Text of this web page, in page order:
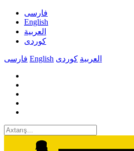
فارسی
English
العربیة
کوردی
فارسی English العربیة کوردی